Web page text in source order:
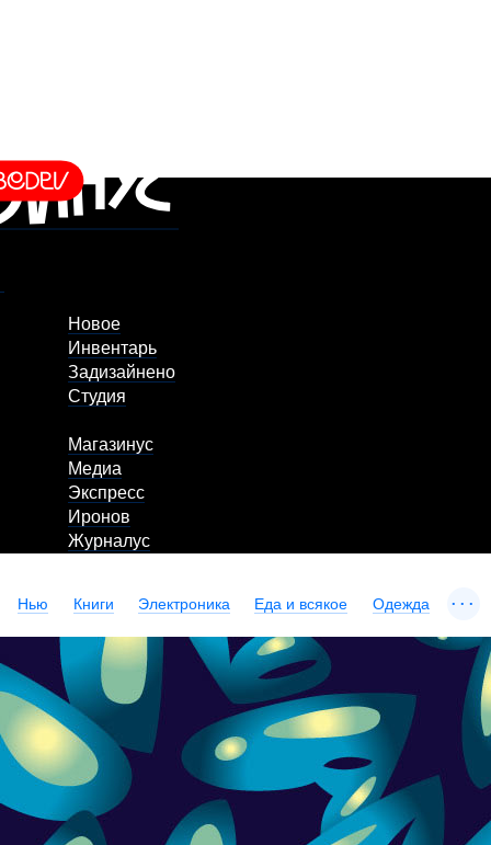
Новое
Инвентарь
Задизайнено
Студия
Магазинус
Медиа
Экспресс
Иронов
Журналус
Нью Книги Электроника Еда и всякое Одежда ...